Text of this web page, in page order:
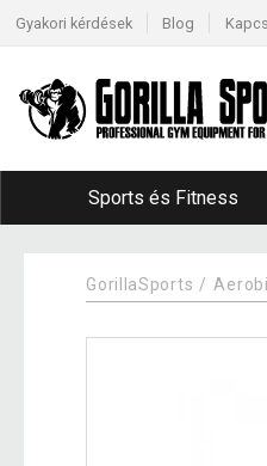
Gyakori kérdések Blog
Sports és Fitness
GorillaSports